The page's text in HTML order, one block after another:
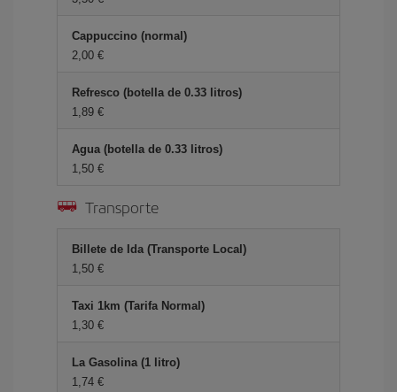
Cappuccino (normal)
2,00
Refresco (botella de 0.33 litros)
1,89
Agua (botella de 0.33 litros)
1,50
Transporte
Billete de Ida (Transporte Local)
1,50
Taxi 1km (Tarifa Normal)
1,30
La Gasolina (1 litro)
1,74